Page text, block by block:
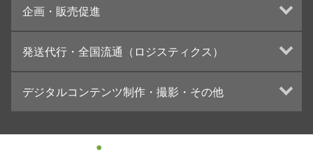
カタログデザインの制作・印刷
学校・会社案内パンフレット制作・印刷
高精細印刷（スブリマ印刷）
社内報
名刺
一般印刷 （オンデマンド・オフセット）
企画・販売促進
ブランディング戦略
コンテンツ制作
採用プロモーション
発送代行・全国流通（ロジスティクス）
デジタルコンテンツ制作・撮影・その他
イラスト・キャラクター制作